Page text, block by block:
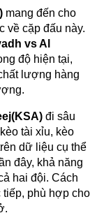
mang đến cho
về cặp đấu này.
vs Al
độ hiện tại,
lượng hàng
đi sâu
tài xỉu, kèo
dữ liệu cụ thể
đây, khả năng
hai đội. Cách
tiếp, phù hợp cho